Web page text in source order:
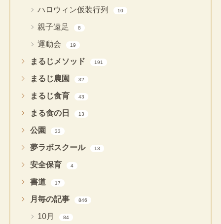
ハロウィン仮装行列 10
親子遠足 8
運動会 19
まるじメソッド 191
まるじ農園 32
まるじ食育 43
まる食の日 13
公園 33
夢ラボスクール 13
安全保育 4
書道 17
月毎の記事 846
10月 84